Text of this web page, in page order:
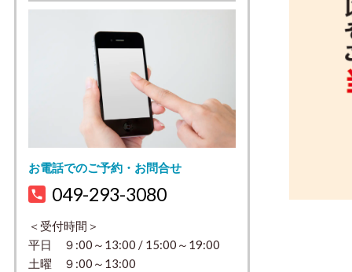
お電話でのご予約・お問合せ
049-293-3080
＜受付時間＞
平日 ９:00～13:00 / 15:00～19:00
土曜 ９:00～13:00